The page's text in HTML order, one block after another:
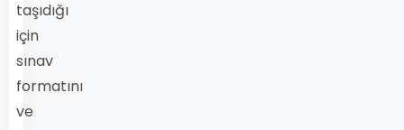
taşıdığı
için
sınav
formatını
ve